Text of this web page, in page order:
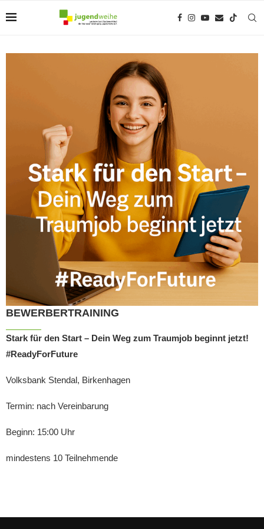
BEWERBERTRAINING
Stark für den Start – Dein Weg zum Traumjob beginnt jetzt!
#ReadyForFuture
Volksbank Stendal, Birkenhagen
Termin: nach Vereinbarung
Beginn: 15:00 Uhr
mindestens 10 Teilnehmende